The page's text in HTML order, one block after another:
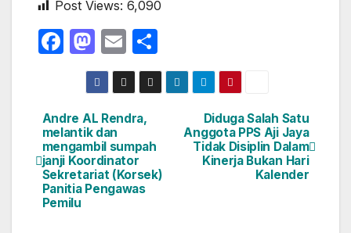
Post Views: 6,090
F
e
b
o
o
k
M
a
st
o
d
o
n
E
m
ail
h
ar
Navigasi
pos
Diduga Salah Satu
Anggota PPS Aji Jaya
Tidak Disiplin Dalam
Kinerja Bukan Hari
Kalender
Andre AL Rendra,
melantik dan
mengambil sumpah
janji Koordinator
Sekretariat (Korsek)
Panitia Pengawas
Pemilu